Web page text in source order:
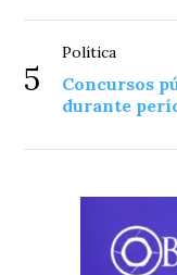
5
Política
Concursos
durante